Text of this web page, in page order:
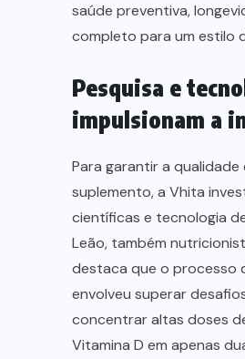
saúde preventiva,
completo para um estilo
Pesquisa e
impulsionam a
Para garantir a qualidade
suplemento, a Vhita
científicas e tecnologia
Leão, também
destaca que o processo
envolveu superar
concentrar altas doses
Vitamina D em apenas